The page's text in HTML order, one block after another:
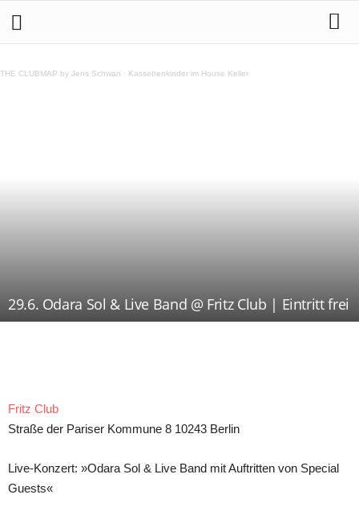
THE CLUBMAP by Jens Schwan · Kassettenkinder im House Keller
29.6. Odara Sol & Live Band @ Fritz Club | Eintritt frei
Fritz Club
Straße der Pariser Kommune 8 10243 Berlin
Live-Konzert: »Odara Sol & Live Band mit Auftritten von Special
Guests«